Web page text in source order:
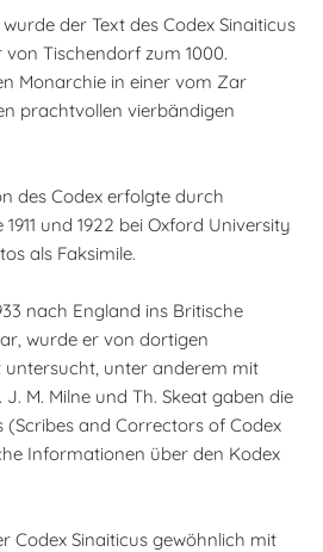
der Text des Codex Sinaiticus
Tischendorf zum 1000.
Monarchie in einer vom Zar
prachtvollen vierbändigen
des Codex erfolgte durch
und 1922 bei Oxford University
als Faksimile.
nach England ins Britische
wurde er von dortigen
untersucht, unter anderem mit
M. Milne und Th. Skeat gaben die
(Scribes and Correctors of Codex
Informationen über den Kodex
Codex Sinaiticus gewöhnlich mit